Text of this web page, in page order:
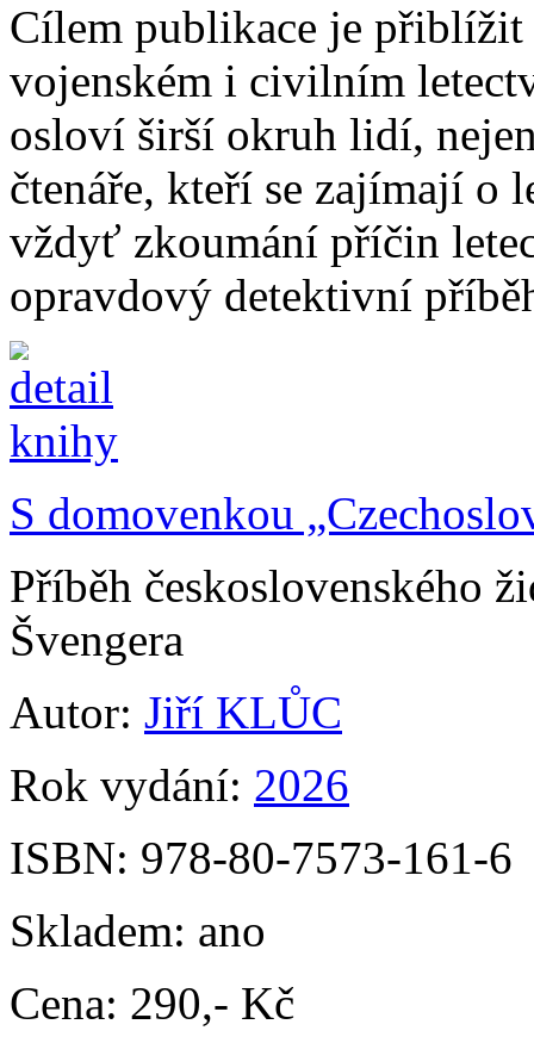
Cílem publikace je přiblížit
vojenském i civilním
osloví širší okruh lidí,
čtenáře, kteří se zajímají o
vždyť zkoumání příčin
opravdový detektivní
S domovenkou
Příběh československého
Švengera
Autor: Jiří KLŮC
Rok vydání: 2026
ISBN: 978-80-7573-161-6
Skladem: ano
Cena: 290,- Kč